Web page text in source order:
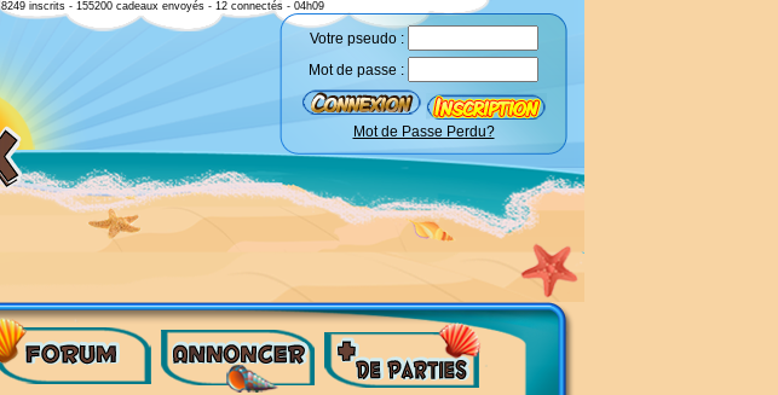
8249 inscrits - 155200 cadeaux envoyés - 12 connectés - 04h09
Votre pseudo :
Mot de passe :
Mot de Passe Perdu?